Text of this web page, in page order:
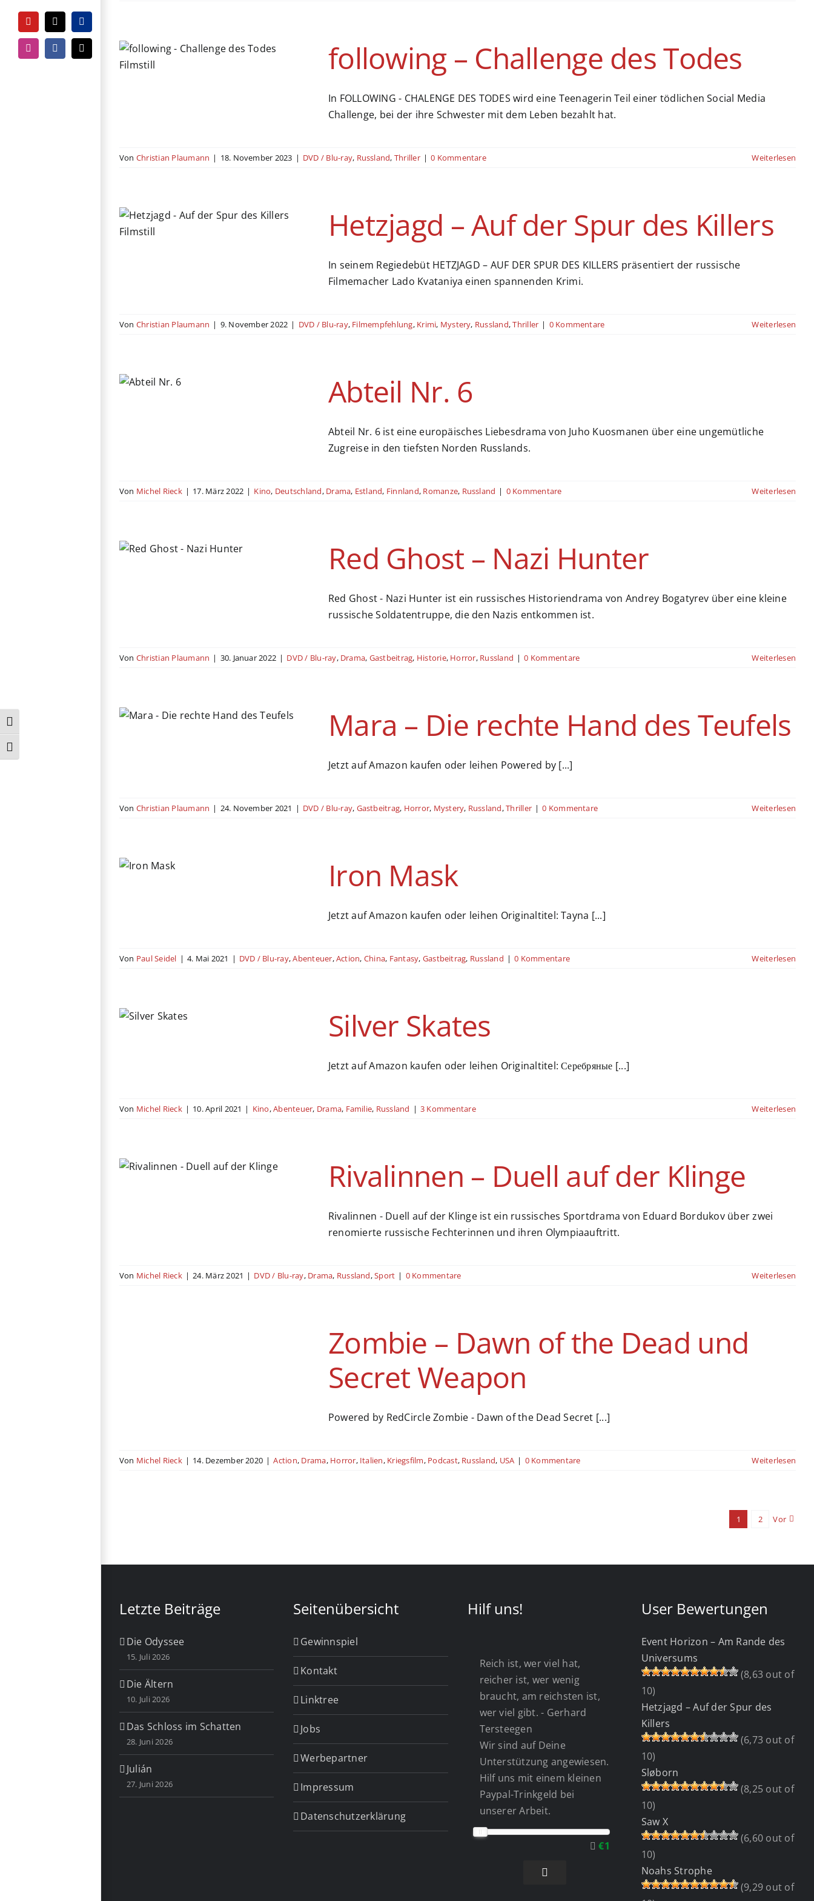
Umschalten auf hohe Kontraste
Schrift vergrößern
YouTubeTiktokPayPal
InstagramFacebook
E-
Mail
– Challenge des
following – Challenge des Todes
In FOLLOWING - CHALENGE DES TODES wird eine Teenagerin Teil einer tödlichen Social Media
Challenge, bei der ihre Schwester mit dem Leben bezahlt hat.
Von Christian Plaumann | 18. November 2023 | DVD / Blu-ray, Russland, Thriller | 0 Kommentare Weiterlesen
Hetzjagd – Auf der Spur des Killers
In seinem Regiedebüt HETZJAGD – AUF DER SPUR DES KILLERS präsentiert der russische
Filmemacher Lado Kvataniya einen spannenden Krimi.
Von Christian Plaumann | 9. November 2022 | DVD / Blu-ray, Filmempfehlung, Krimi, Mystery, Russland,Thriller | 0 Kommentare Weiterlesen
Abteil Nr. 6
Abteil Nr. 6 ist eine europäisches Liebesdrama von Juho Kuosmanen über eine ungemütliche
Zugreise in den tiefsten Norden Russlands.
Von Michel Rieck | 17. März 2022 | Kino, Deutschland, Drama, Estland, Finnland, Romanze, Russland | 0 Kommentare Weiterlesen
Red Ghost – Nazi Hunter
Red Ghost - Nazi Hunter ist ein russisches Historiendrama von Andrey Bogatyrev über eine kleine
russische Soldatentruppe, die den Nazis entkommen ist.
Von Christian Plaumann | 30. Januar 2022 | DVD / Blu-ray, Drama, Gastbeitrag, Historie, Horror, Russland | 0 Kommentare Weiterlesen
rechte Hand des
Teufels
Mara – Die rechte Hand des Teufels
Jetzt auf Amazon kaufen oder leihen Powered by [...]
Von Christian Plaumann | 24. November 2021 | DVD / Blu-ray, Gastbeitrag, Horror, Mystery, Russland,Thriller | 0 Kommentare Weiterlesen
Iron Mask
Jetzt auf Amazon kaufen oder leihen Originaltitel: Tayna [...]
Von Paul Seidel | 4. Mai 2021 | DVD / Blu-ray,Abenteuer,Action, China, Fantasy, Gastbeitrag, Russland | 0 Kommentare Weiterlesen
Silver Skates
Jetzt auf Amazon kaufen oder leihen Originaltitel: Серебряные [...]
Von Michel Rieck | 10. April 2021 | Kino,Abenteuer, Drama, Familie, Russland | 3 Kommentare Weiterlesen
Rivalinnen – Duell auf der Klinge
Rivalinnen - Duell auf der Klinge ist ein russisches Sportdrama von Eduard Bordukov über zwei
renomierte russische Fechterinnen und ihren Olympiaauftritt.
Von Michel Rieck | 24. März 2021 | DVD / Blu-ray, Drama, Russland,Sport | 0 Kommentare Weiterlesen
Zombie – Dawn of the Dead und
Secret Weapon
Powered by RedCircle Zombie - Dawn of the Dead Secret [...]
Von Michel Rieck | 14. Dezember 2020 | Action, Drama, Horror, Italien, Kriegsfilm, Podcast, Russland, USA | 0 Kommentare Weiterlesen
1 2 Vor
Letzte Beiträge
Die Odyssee
15. Juli 2026
Die Ältern
10. Juli 2026
Das Schloss im Schatten
28. Juni 2026
Julián
27. Juni 2026
Seitenübersicht
Gewinnspiel
Kontakt
Linktree
Jobs
Werbepartner
Impressum
Datenschutzerklärung
Hilf uns!
Reich ist, wer viel hat,
reicher ist, wer wenig
braucht, am reichsten ist,
wer viel gibt. - Gerhard
Tersteegen
Wir sind auf Deine
Unterstützung angewiesen.
Hilf uns mit einem kleinen
Paypal-Trinkgeld bei
unserer Arbeit.
€1
User Bewertungen
Event Horizon – Am Rande des
Universums
(8,63 out of
10)
Hetzjagd – Auf der Spur des
Killers
(6,73 out of
10)
Sløborn
(8,25 out of
10)
Saw X
(6,60 out of
10)
Noahs Strophe
(9,29 out of